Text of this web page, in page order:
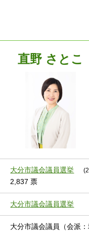
直野 さとこ
大分市議会議員選挙
2,837 票
大分市議会議員選挙
大分市議会議員（会派